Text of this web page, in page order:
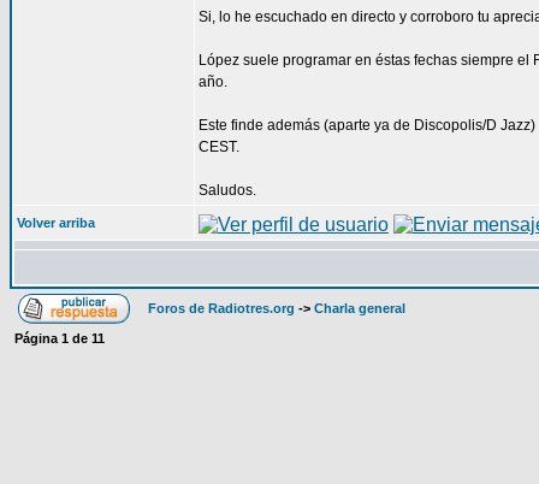
Si, lo he escuchado en directo y corroboro tu
López suele programar en éstas fechas siempre
año.
Este finde además (aparte ya de Discopolis/D
CEST.
Saludos.
Volver arriba
Foros de Radiotres.org -> Charla general
Página 1 de 11